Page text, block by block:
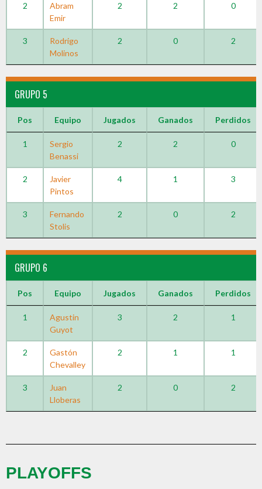
2
Abram
Emir
2 2 0
3
Rodrigo
Molinos
2 0 2
GRUPO 5
Pos Equipo Jugados Ganados Perdidos
1
Sergio
Benassi
2 2 0
2
Javier
Pintos
4 1 3
3
Fernando
Stolis
2 0 2
GRUPO 6
Pos Equipo Jugados Ganados Perdidos
1
Agustin
Guyot
3 2 1
2
Gastón
Chevalley
2 1 1
3
Juan
Lloberas
2 0 2
PLAYOFFS